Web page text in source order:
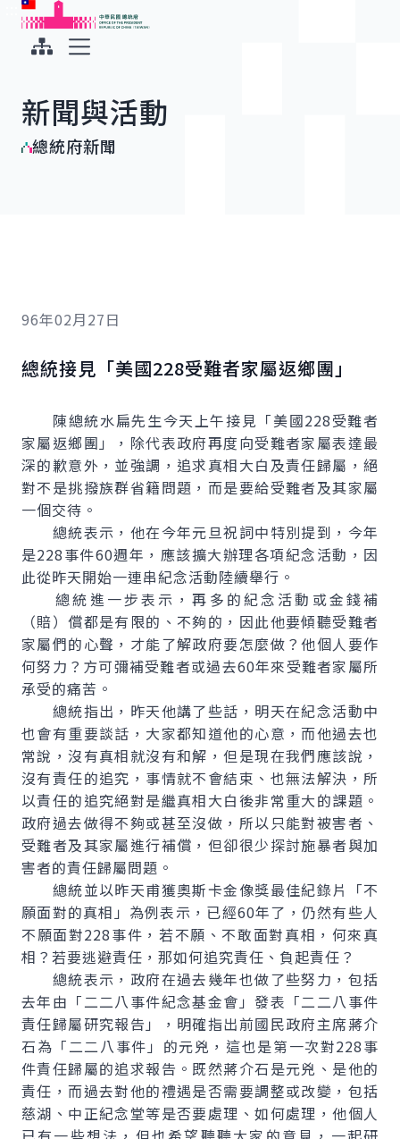
跳到主要內容
中華民國總統府
新聞與活動
總統府新聞
96年02月27日
總統接見「美國228受難者家屬返鄉團」
陳總統水扁先生今天上午接見「美國228受難者
家屬返鄉團」，除代表政府再度向受難者家屬表達最
深的歉意外，並強調，追求真相大白及責任歸屬，絕
對不是挑撥族群省籍問題，而是要給受難者及其家屬
一個交待。
總統表示，他在今年元旦祝詞中特別提到，今年
是228事件60週年，應該擴大辦理各項紀念活動，因
此從昨天開始一連串紀念活動陸續舉行。
總統進一步表示，再多的紀念活動或金錢補
（賠）償都是有限的、不夠的，因此他要傾聽受難者
家屬們的心聲，才能了解政府要怎麼做？他個人要作
何努力？方可彌補受難者或過去60年來受難者家屬所
承受的痛苦。
總統指出，昨天他講了些話，明天在紀念活動中
也會有重要談話，大家都知道他的心意，而他過去也
常說，沒有真相就沒有和解，但是現在我們應該說，
沒有責任的追究，事情就不會結束、也無法解決，所
以責任的追究絕對是繼真相大白後非常重大的課題。
政府過去做得不夠或甚至沒做，所以只能對被害者、
受難者及其家屬進行補償，但卻很少探討施暴者與加
害者的責任歸屬問題。
總統並以昨天甫獲奧斯卡金像獎最佳紀錄片「不
願面對的真相」為例表示，已經60年了，仍然有些人
不願面對228事件，若不願、不敢面對真相，何來真
相？若要逃避責任，那如何追究責任、負起責任？
總統表示，政府在過去幾年也做了些努力，包括
去年由「二二八事件紀念基金會」發表「二二八事件
責任歸屬研究報告」，明確指出前國民政府主席蔣介
石為「二二八事件」的元兇，這也是第一次對228事
件責任歸屬的追求報告。既然蔣介石是元兇、是他的
責任，而過去對他的禮遇是否需要調整或改變，包括
慈湖、中正紀念堂等是否要處理、如何處理，他個人